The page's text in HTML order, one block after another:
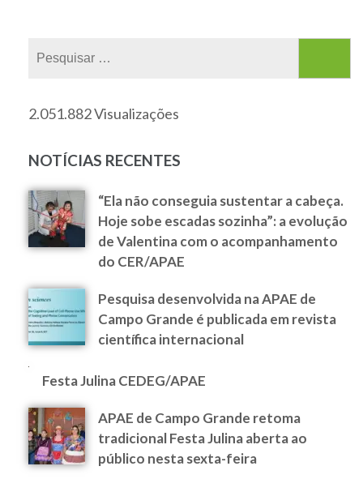
2.051.882 Visualizações
NOTÍCIAS RECENTES
“Ela não conseguia sustentar a cabeça.
Hoje sobe escadas sozinha”: a evolução
de Valentina com o acompanhamento
do CER/APAE
Pesquisa desenvolvida na APAE de
Campo Grande é publicada em revista
científica internacional
Festa Julina CEDEG/APAE
APAE de Campo Grande retoma
tradicional Festa Julina aberta ao
público nesta sexta-feira